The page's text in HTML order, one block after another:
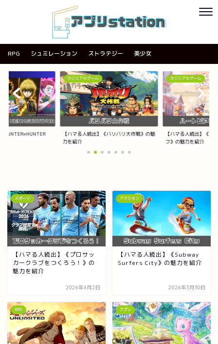
RPG シュミレーション ストラテジー 美少女
HUNTER×HUNTER
カジュアルゲーム
【ハマる人続出】《バリバリ大作戦》の魅
力を紹介
カジュアルゲーム
【ハマる人続出】《ハ
フ》の魅力を紹介
スポーツ
【ハマる人続出】《プロサッ
カークラブをつくろう！》の
魅力を紹介
2026年4月2日
アクション
【ハマる人続出】《Subway
Surfers City》の魅力を紹介
2026年3月30日
RPG アプリ